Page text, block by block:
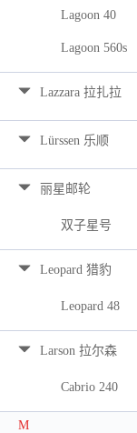
Lagoon 40
Lagoon 560s
Lazzara 拉扎拉
Lürssen 乐顺
丽星邮轮
双子星号
Leopard 猎豹
Leopard 48
Larson 拉尔森
Cabrio 240
M